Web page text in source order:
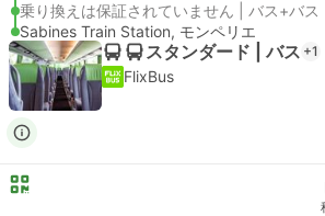
乗り換えは保証されていません | バス+バス
Sabines Train Station, モンペリエ
スタンダード | バス +1
FlixBus